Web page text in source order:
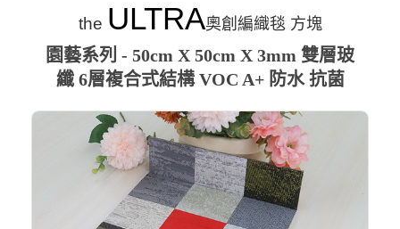
the ULTRA奧創編織毯 方塊
園藝系列 - 50cm X 50cm X 3mm 雙層玻
纖 6層複合式結構 VOC A+ 防水 抗菌